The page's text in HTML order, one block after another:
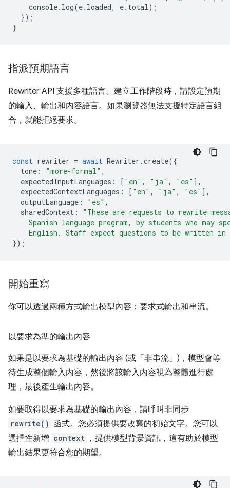
console. log(e. loaded, e. total);
});
}
指派預期語言
Rewriter API 支援多種語言。建立工作階段時，請設定預期
的輸入、輸出和內容語言。如果瀏覽器無法支援特定語言組
合，就能拒絕要求。
const rewriter = await Rewriter .create({
tone : "more-formal" ,
expectedInputLanguages : [ "en" , "ja" , "es" ],
expectedContextLanguages : [ "en" , "ja" , "es" ],
outputLanguage : "es" ,
sharedContext :
"These are requests to rewrite
Spanish language program, by students who may
English. Staff expect questions to be written in
});
開始重寫
你可以透過兩種方式輸出模型內容：要求式輸出和串流。
以要求為準的輸出內容
如果是以要求為基礎的輸出內容 (或「非串流」)，模型會等
待生成整個輸入內容，然後將該輸入內容視為整體進行處
理，最後產生輸出內容。
如要取得以要求為基礎的輸出內容，請呼叫非同步
rewrite() 函式。您必須提供要改寫的初始文字。您可以
選擇性新增 context ，提供模型背景資訊，這有助於模型
輸出結果更符合您的期望。